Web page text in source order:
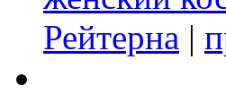
Рейтерна |